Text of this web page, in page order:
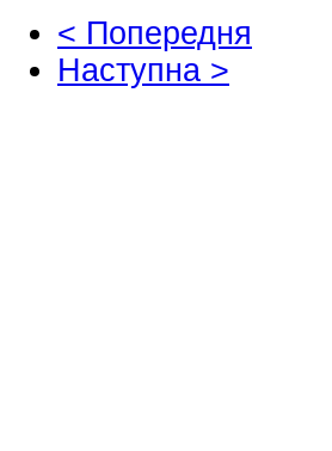
< Попередня
Наступна >